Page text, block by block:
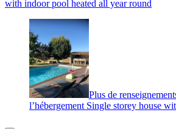
with indoor pool heated all year round
Plus de
l’hébergement Single storey house